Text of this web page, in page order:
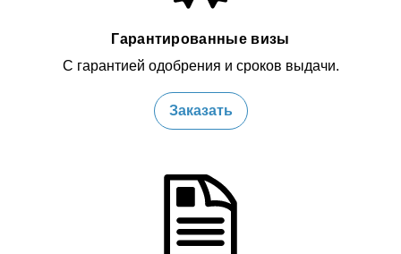
Гарантированные визы
С гарантией одобрения и сроков выдачи.
Заказать